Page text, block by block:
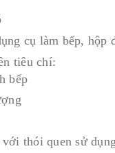
cụ làm bếp, hộp
tiêu chí:
bếp
thói quen sử